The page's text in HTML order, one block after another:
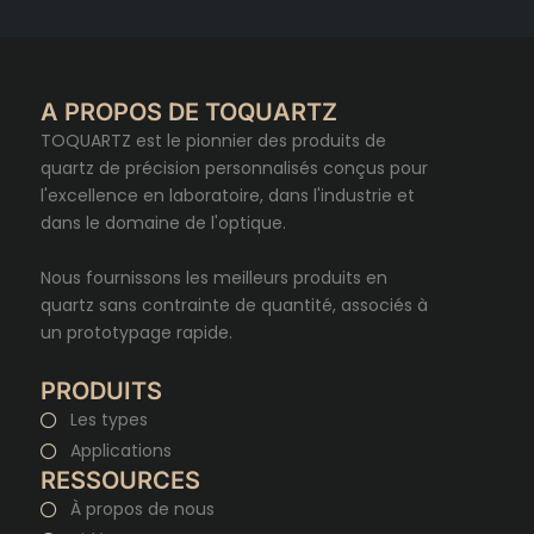
A PROPOS DE TOQUARTZ
TOQUARTZ est le pionnier des produits de
quartz de précision personnalisés conçus pour
l'excellence en laboratoire, dans l'industrie et
dans le domaine de l'optique.
Nous fournissons les meilleurs produits en
quartz sans contrainte de quantité, associés à
un prototypage rapide.
PRODUITS
Les types
Applications
RESSOURCES
À propos de nous